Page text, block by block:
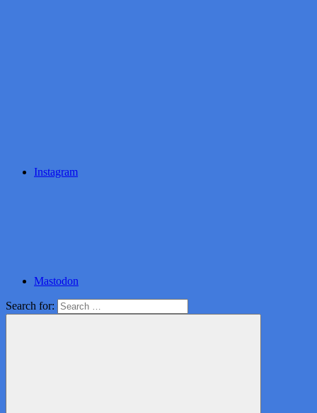
Instagram
Mastodon
Search for: